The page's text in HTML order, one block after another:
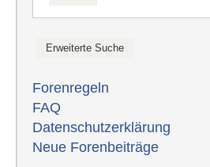
Forenregeln
FAQ
Datenschutzerklärung
Neue Forenbeiträge